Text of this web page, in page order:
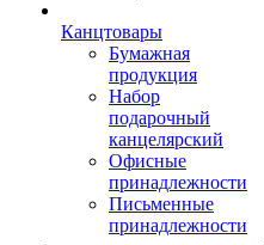
Канцтовары
Бумажная
продукция
Набор
подарочный
канцелярский
Офисные
принадлежности
Письменные
принадлежности